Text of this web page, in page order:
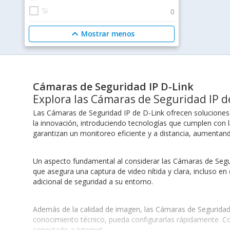
check_box_outline_blank Si 0
expand_less Mostrar menos
Cámaras de Seguridad IP D-Link
Explora las Cámaras de Seguridad IP
Las Cámaras de Seguridad IP de D-Link ofrecen
la innovación, introduciendo tecnologías que cumplen
garantizan un monitoreo eficiente y a distancia,
Un aspecto fundamental al considerar las Cámaras de
que asegura una captura de video nítida y clara, incluso
adicional de seguridad a su entorno.
Además de la calidad de imagen, las Cámaras de
conocimiento técnico, pueda configurarlas rápidamente.